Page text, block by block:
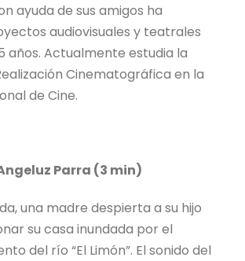
ayuda de sus amigos ha
audiovisuales y teatrales
años. Actualmente estudia la
Cinematográfica en la
de Cine.
Parra (3 min)
una madre despierta a su hijo
su casa inundada por el
del río “El Limón”. El sonido del